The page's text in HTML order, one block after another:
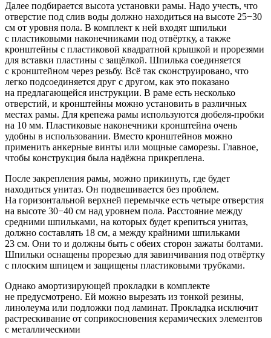
Далее подбирается высота установки рамы. Надо учесть, что
отверстие под слив воды должно находиться на высоте 25−30
см от уровня пола. В комплект к ней входят шпильки
с пластиковыми наконечниками под отвёртку, а также
кронштейны с пластиковой квадратной крышкой и прорезями
для вставки пластины с защёлкой. Шпилька соединяется
с кронштейном через резьбу. Всё так сконструировано, что
легко подсоединяется друг с другом, как это показано
на предлагающейся инструкции. В раме есть несколько
отверстий, и кронштейны можно установить в различных
местах рамы. Для крепежа рамы используются дюбеля-пробки
на 10 мм. Пластиковые наконечники кронштейна очень
удобны в использовании. Вместо кронштейнов можно
применить анкерные винты или мощные саморезы. Главное,
чтобы конструкция была надёжна прикреплена.
После закрепления рамы, можно прикинуть, где будет
находиться унитаз. Он подвешивается без проблем.
На горизонтальной верхней перемычке есть четыре отверстия
на высоте 30−40 см над уровнем пола. Расстояние между
средними шпильками, на которых будет крепиться унитаз,
должно составлять 18 см, а между крайними шпильками
23 см. Они то и должны быть с обеих сторон зажаты болтами.
Шпильки оснащены прорезью для завинчивания под отвёртку
с плоским шпицем и защищены пластиковыми трубками.
Однако амортизирующей прокладки в комплекте
не предусмотрено. Ей можно вырезать из тонкой резины,
линолеума или подложки под ламинат. Прокладка исключит
растрескивание от соприкосновения керамических элементов
с металлическими